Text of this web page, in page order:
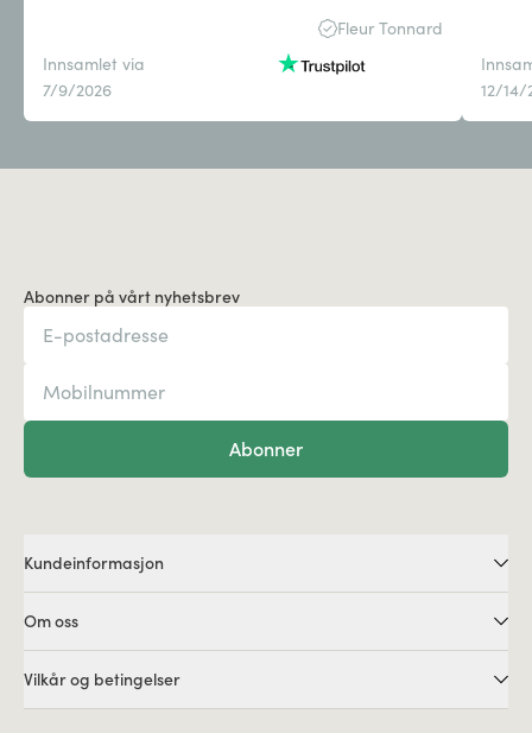
Fleur Tonnard
Innsamlet via
7/9/2026
12/14/
Abonner på vårt nyhetsbrev
Abonner
Kundeinformasjon
Om oss
Vilkår og betingelser